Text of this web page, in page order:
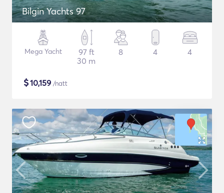
Bilgin Yachts 97
Mega Yacht
97 ft
30 m
8 4 4
$10,159 /natt